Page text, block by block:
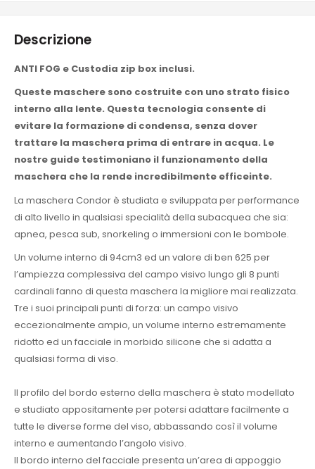
Descrizione
ANTI FOG e Custodia zip box inclusi.
Queste maschere sono costruite con uno strato fisico
interno alla lente. Questa tecnologia consente di
evitare la formazione di condensa, senza dover
trattare la maschera prima di entrare in acqua. Le
nostre guide testimoniano il funzionamento della
maschera che la rende incredibilmente efficeinte.
La maschera Condor è studiata e sviluppata per performance
di alto livello in qualsiasi specialità della subacquea che sia:
apnea, pesca sub, snorkeling o immersioni con le bombole.
Un volume interno di 94cm3 ed un valore di ben 625 per
l’ampiezza complessiva del campo visivo lungo gli 8 punti
cardinali fanno di questa maschera la migliore mai realizzata.
Tre i suoi principali punti di forza: un campo visivo
eccezionalmente ampio, un volume interno estremamente
ridotto ed un facciale in morbido silicone che si adatta a
qualsiasi forma di viso.
Il profilo del bordo esterno della maschera è stato modellato
e studiato appositamente per potersi adattare facilmente a
tutte le diverse forme del viso, abbassando così il volume
interno e aumentando l’angolo visivo.
Il bordo interno del facciale presenta un’area di appoggio